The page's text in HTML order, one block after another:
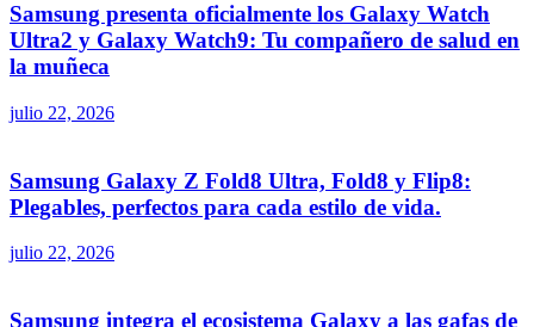
Samsung presenta oficialmente los Galaxy Watch
Ultra2 y Galaxy Watch9: Tu compañero de salud en
la muñeca
julio 22, 2026
Samsung Galaxy Z Fold8 Ultra, Fold8 y Flip8:
Plegables, perfectos para cada estilo de vida.
julio 22, 2026
Samsung integra el ecosistema Galaxy a las gafas de